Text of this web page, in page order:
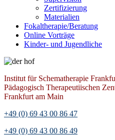
Zertifizierung
Materialien
Fokaltherapie/Beratung
Online Vorträge
Kinder- und Jugendliche
Institut für Schematherapie
Pädagogisch Therapeutiischen
Frankfurt am Main
+49 (0) 69 43 00 86 47
+49 (0) 69 43 00 86 49